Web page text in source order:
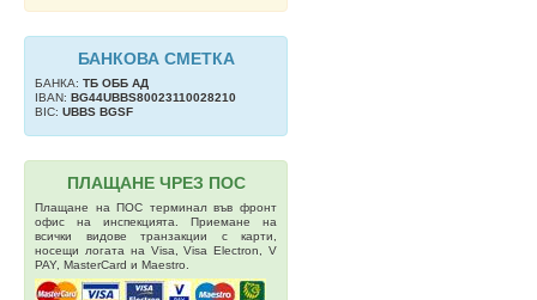
БАНКОВА СМЕТКА
БАНКА: ТБ OББ АД
IBAN: BG44UBBS80023110028210
BIC: UBBS BGSF
ПЛАЩАНЕ ЧРЕЗ ПОС
Плащане на ПОС терминал във фронт
офис на инспекцията. Приемане на
всички видове транзакции с карти,
носещи логата на Visa, Visa Electron, V
PAY, MasterCard и Maestro.